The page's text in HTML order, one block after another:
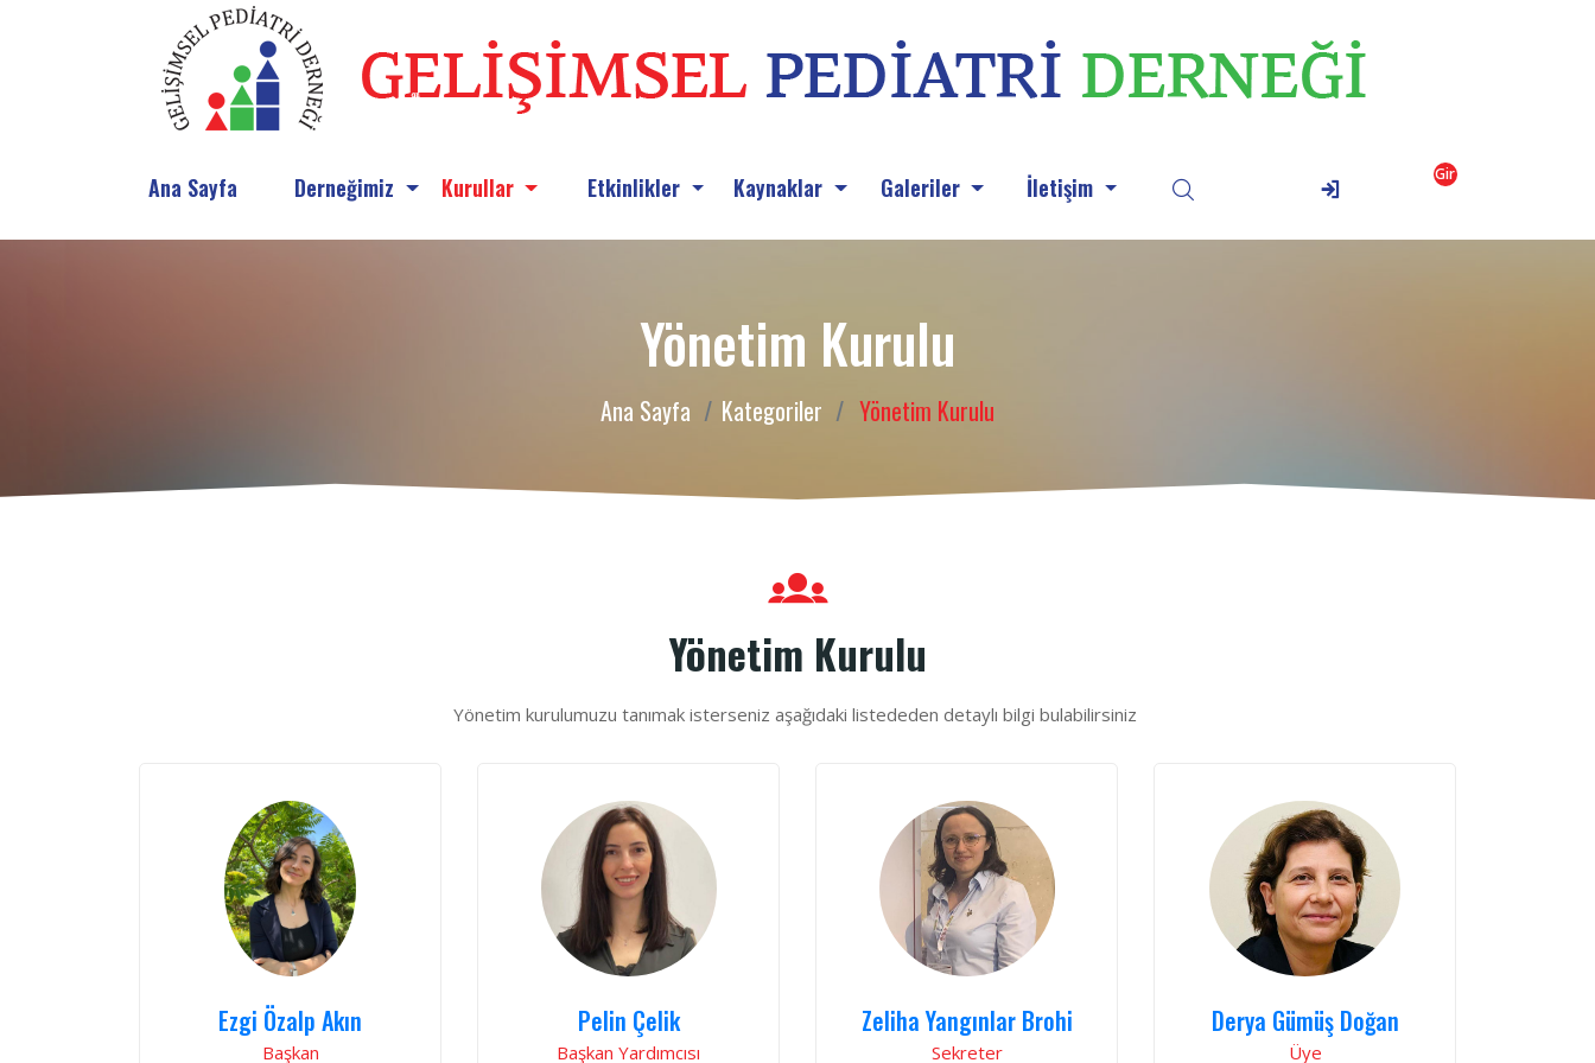
Ana Sayfa Derneğimiz Kurullar Etkinlikler Kaynaklar Galeriler İletişim Gir
Yönetim Kurulu
Ana Sayfa Kategoriler Yönetim Kurulu
Yönetim Kurulu
Yönetim kurulumuzu tanımak isterseniz aşağıdaki listededen detaylı bilgi bulabilirsiniz
Ezgi Özalp Akın
Başkan
Pelin Çelik
Başkan Yardımcısı
Zeliha Yangınlar Brohi
Sekreter
Derya Gümüş Doğan
Üye